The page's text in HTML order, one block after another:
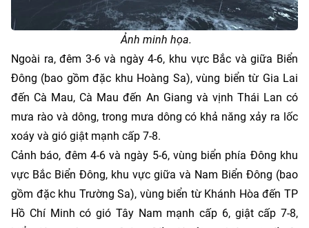
Ảnh minh họa.
Ngoài ra, đêm 3-6 và ngày 4-6, khu vực Bắc và giữa Biển
Đông (bao gồm đặc khu Hoàng Sa), vùng biển từ Gia Lai
đến Cà Mau, Cà Mau đến An Giang và vịnh Thái Lan có
mưa rào và dông, trong mưa dông có khả năng xảy ra lốc
xoáy và gió giật mạnh cấp 7-8.
Cảnh báo, đêm 4-6 và ngày 5-6, vùng biển phía Đông khu
vực Bắc Biển Đông, khu vực giữa và Nam Biển Đông (bao
gồm đặc khu Trường Sa), vùng biển từ Khánh Hòa đến TP
Hồ Chí Minh có gió Tây Nam mạnh cấp 6, giật cấp 7-8,